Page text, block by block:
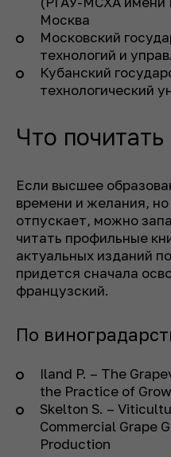
Москва
Московский
технологий и
Кубанский
технологический
Что почитать
Если высшее
времени и желания, но
отпускает, можно
читать профильные
актуальных изданий
придется сначала
французский.
По
Iland P. – The
the Practice of
Skelton S. –
Commercial Grape
Production